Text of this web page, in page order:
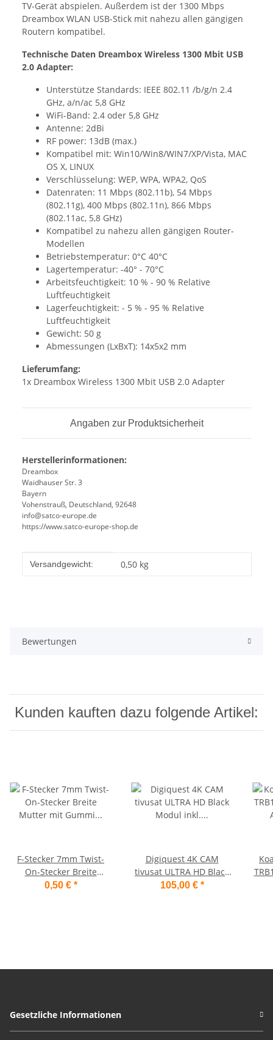
TV-Gerät abspielen. Außerdem ist der 1300 Mbps
Dreambox WLAN USB-Stick mit nahezu allen gängigen
Routern kompatibel.
Technische Daten Dreambox Wireless 1300 Mbit USB
2.0 Adapter:
Unterstütze Standards: IEEE 802.11 /b/g/n 2.4
GHz, a/n/ac 5,8 GHz
WiFi-Band: 2.4 oder 5,8 GHz
Antenne: 2dBi
RF power: 13dB (max.)
Kompatibel mit: Win10/Win8/WIN7/XP/Vista, MAC
OS X, LINUX
Verschlüsselung: WEP, WPA, WPA2, QoS
Datenraten: 11 Mbps (802.11b), 54 Mbps
(802.11g), 400 Mbps (802.11n), 866 Mbps
(802.11ac, 5,8 GHz)
Kompatibel zu nahezu allen gängigen Router-
Modellen
Betriebstemperatur: 0°C 40°C
Lagertemperatur: -40° - 70°C
Arbeitsfeuchtigkeit: 10 % - 90 % Relative
Luftfeuchtigkeit
Lagerfeuchtigkeit: - 5 % - 95 % Relative
Luftfeuchtigkeit
Gewicht: 50 g
Abmessungen (LxBxT): 14x5x2 mm
Lieferumfang:
1x Dreambox Wireless 1300 Mbit USB 2.0 Adapter
Angaben zur Produktsicherheit
Herstellerinformationen:
Dreambox
Waidhauser Str. 3
Bayern
Vohenstrauß, Deutschland, 92648
info@satco-europe.de
https://www.satco-europe-shop.de
Produkteigenschaft
Wert
Versandgewicht: 0,50 kg
Bewertungen
Kunden kauften dazu folgende Artikel:
F-Stecker 7mm Twist-
On-Stecker Breite
Mutter mit Gummi
0,50 € *
Digiquest 4K CAM
tivusat ULTRA HD Black
Modul inkl. Aktivierte
105,00 € *
Gesetzliche Informationen